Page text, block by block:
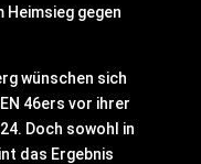
Heimsieg gegen
wünschen sich
46ers vor ihrer
Doch sowohl in
das Ergebnis